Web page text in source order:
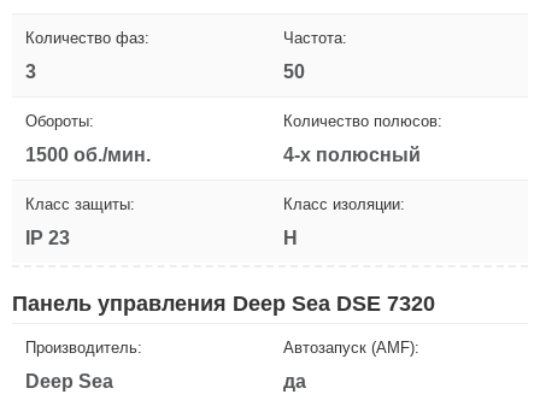
Количество фаз:
3
Частота:
50
Обороты:
1500 об./мин.
Количество полюсов:
4-х полюсный
Класс защиты:
IP 23
Класс изоляции:
H
Панель управления Deep Sea DSE 7320
Производитель:
Deep Sea
Автозапуск (AMF):
да